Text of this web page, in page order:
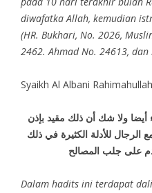
diwafatka Allah, kemudian
(HR. Bukhari, No. 2026,
2462. Ahmad No. 24613, dan
Syaikh Al Albani
أيضا ولا شك أن ذلك مقيد بإذن
الرجال للأدلة الكثيرة في ذلك
على جلب المصالح
Dalam hadits ini terdapat